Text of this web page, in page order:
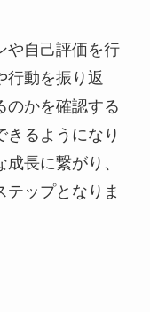
や自己評価を行
行動を振り返
のかを確認する
きるようになり
長に繋がり、
テップとなりま